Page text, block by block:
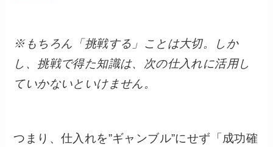
※もちろん「挑戦する」ことは大切。しか
し、挑戦で得た知識は、次の仕入れに活用し
ていかないといけません。
つまり、仕入れを”ギャンブル”にせず「成功確